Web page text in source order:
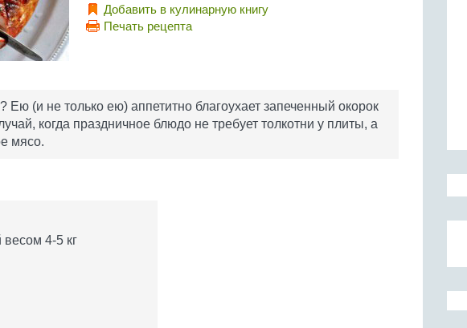
Добавить в кулинарную книгу
Печать рецепта
Ею (и не только ею) аппетитно благоухает запеченный окорок
когда праздничное блюдо не требует толкотни у плиты, а
мясо.
весом 4-5 кг